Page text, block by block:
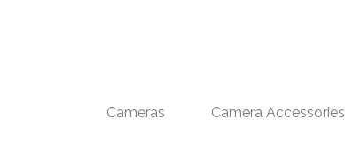
Cameras Camera Accessories